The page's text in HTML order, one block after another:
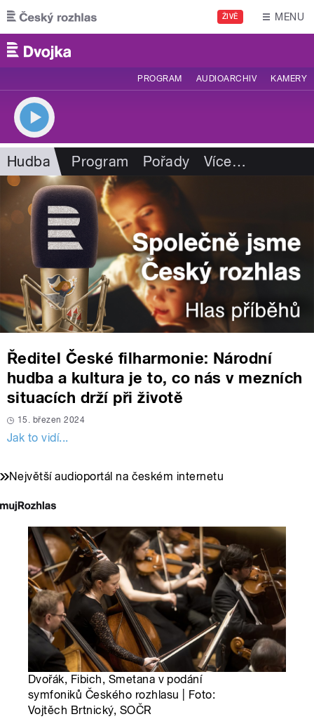
Přejít k hlavnímu obsahu
ŽIVĚ MENU
PROGRAM AUDIOARCHIV KAMERY
Hudba Program Pořady Více…
Ředitel České filharmonie: Národní
hudba a kultura je to, co nás v mezních
situacích drží při životě
15. březen 2024
Jak to vidí...
Největší audioportál na českém internetu
Dvořák, Fibich, Smetana v podání
symfoniků Českého rozhlasu | Foto:
Vojtěch Brtnický, SOČR